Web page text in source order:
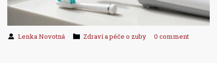
Lenka Novotná Zdraví a péče o zuby 0 comment